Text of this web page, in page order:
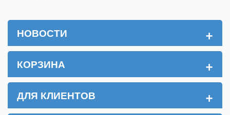
НОВОСТИ +
КОРЗИНА +
ДЛЯ КЛИЕНТОВ +